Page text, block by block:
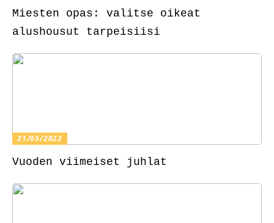
Miesten opas: valitse oikeat
alushousut tarpeisiisi
21/05/2022
Vuoden viimeiset juhlat